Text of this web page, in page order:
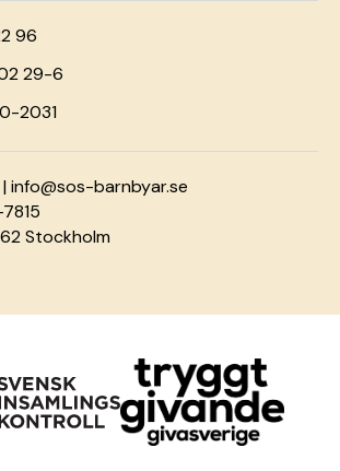
96
29-6
2031
info@sos-barnbyar.se
Stockholm